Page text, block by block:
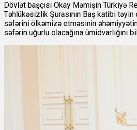
Dövlət başçısı Okay Məmişin Türkiyə
Təhlükəsizlik Şurasının Baş katibi təyin
səfərini ölkəmizə etməsinin
səfərin uğurlu olacağına ümidvarlığını